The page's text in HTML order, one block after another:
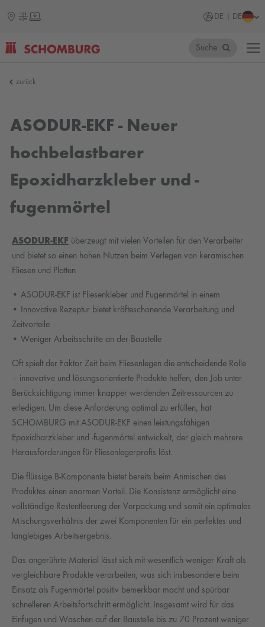
DE | DE
Suche
zurück
ASODUR-EKF - Neuer
hochbelastbarer
Epoxidharzkleber und -
fugenmörtel
ASODUR-EKF überzeugt mit vielen Vorteilen für den Verarbeiter
und bietet so einen hohen Nutzen beim Verlegen von keramischen
Fliesen und Platten
• ASODUR-EKF ist Fliesenkleber und Fugenmörtel in einem
• Innovative Rezeptur bietet kräfteschonende Verarbeitung und
Zeitvorteile
• Weniger Arbeitsschritte an der Baustelle
Oft spielt der Faktor Zeit beim Fliesenlegen die entscheidende Rolle
– innovative und lösungsorientierte Produkte helfen, den Job unter
Berücksichtigung immer knapper werdenden Zeitressourcen zu
erledigen. Um diese Anforderung optimal zu erfüllen, hat
SCHOMBURG mit ASODUR-EKF einen leistungsfähigen
Epoxidharzkleber und -fugenmörtel entwickelt, der gleich mehrere
Herausforderungen für Fliesenlegerprofis löst.
Die flüssige B-Komponente bietet bereits beim Anmischen des
Produktes einen enormen Vorteil. Die Konsistenz ermöglicht eine
vollständige Restentleerung der Verpackung und somit ein optimales
Mischungsverhältnis der zwei Komponenten für ein perfektes und
langlebiges Arbeitsergebnis.
Das angerührte Material lässt sich mit wesentlich weniger Kraft als
vergleichbare Produkte verarbeiten, was sich insbesondere beim
Einsatz als Fugenmörtel positiv bemerkbar macht und spürbar
schnelleren Arbeitsfortschritt ermöglicht. Insgesamt wird für das
Einfugen und Waschen auf der Baustelle bis zu 70 Prozent weniger